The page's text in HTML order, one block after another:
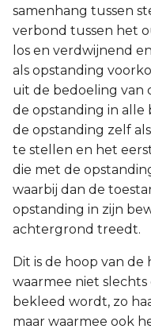
samenhang tussen
verbond tussen het
los en verdwijnend
als opstanding
uit de bedoeling van
de opstanding in
de opstanding zelf
te stellen en het
die met de
waarbij dan de
opstanding in zijn
achtergrond treedt.
Dit is de hoop van
waarmee niet slechts
bekleed wordt, zo
maar waarmee ook